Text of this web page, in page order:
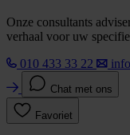
Onze consultants
verhaal voor uw
010 433 33 22
Chat met ons
Favoriet